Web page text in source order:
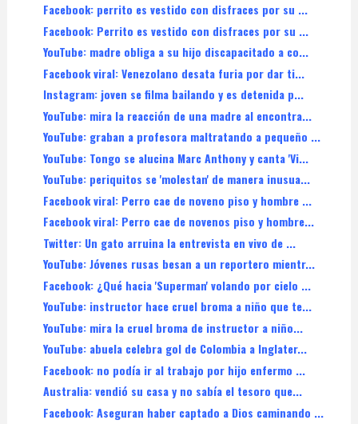
Facebook: perrito es vestido con disfraces por su ...
Facebook: Perrito es vestido con disfraces por su ...
YouTube: madre obliga a su hijo discapacitado a co...
Facebook viral: Venezolano desata furia por dar ti...
Instagram: joven se filma bailando y es detenida p...
YouTube: mira la reacción de una madre al encontra...
YouTube: graban a profesora maltratando a pequeño ...
YouTube: Tongo se alucina Marc Anthony y canta 'Vi...
YouTube: periquitos se 'molestan' de manera inusua...
Facebook viral: Perro cae de noveno piso y hombre ...
Facebook viral: Perro cae de novenos piso y hombre...
Twitter: Un gato arruina la entrevista en vivo de ...
YouTube: Jóvenes rusas besan a un reportero mientr...
Facebook: ¿Qué hacia 'Superman' volando por cielo ...
YouTube: instructor hace cruel broma a niño que te...
YouTube: mira la cruel broma de instructor a niño...
YouTube: abuela celebra gol de Colombia a Inglater...
Facebook: no podía ir al trabajo por hijo enfermo ...
Australia: vendió su casa y no sabía el tesoro que...
Facebook: Aseguran haber captado a Dios caminando ...